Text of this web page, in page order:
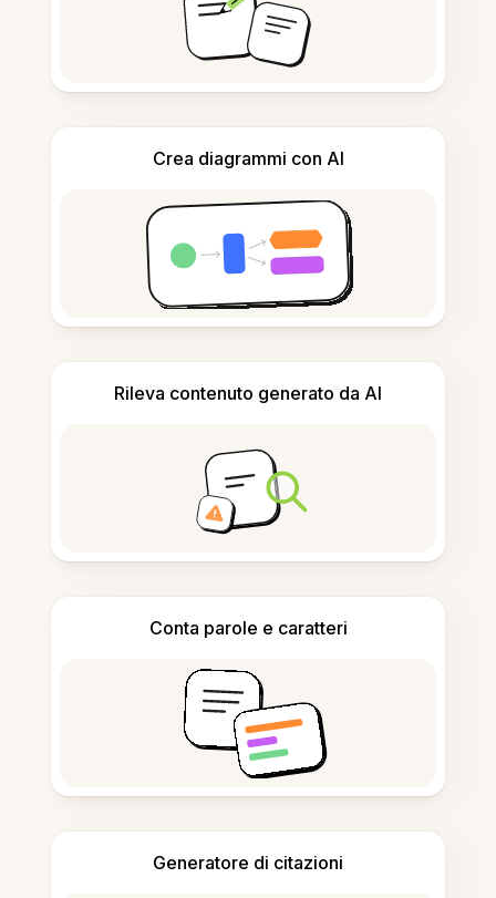
Crea diagrammi con AI
Rileva contenuto generato da AI
Conta parole e caratteri
Generatore di citazioni